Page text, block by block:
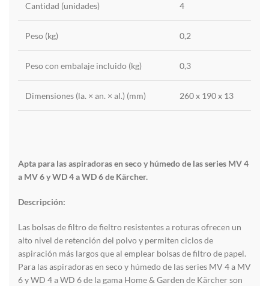
Cantidad (unidades) 4
Peso (kg) 0,2
Peso con embalaje incluido (kg) 0,3
Dimensiones (la. × an. × al.) (mm) 260 x 190 x 13
Apta para las aspiradoras en seco y húmedo de las series MV 4
a MV 6 y WD 4 a WD 6 de Kärcher.
Descripción:
Las bolsas de filtro de fieltro resistentes a roturas ofrecen un
alto nivel de retención del polvo y permiten ciclos de
aspiración más largos que al emplear bolsas de filtro de papel.
Para las aspiradoras en seco y húmedo de las series MV 4 a MV
6 y WD 4 a WD 6 de la gama Home & Garden de Kärcher son